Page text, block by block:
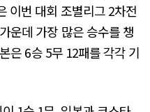
이번 대회 조별리그 2차전
운데 가장 많은 승수를 챙
은 6승 5무 12패를 각각 기